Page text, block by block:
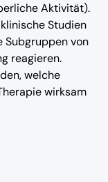
Aktivität).
Studien
Subgruppen von
reagieren.
welche
wirksam